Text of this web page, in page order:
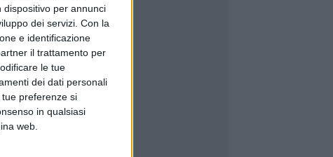
per annunci
dei servizi. Con la
e identificazione
il trattamento per
le tue
dei dati personali
preferenze si
in qualsiasi
web.